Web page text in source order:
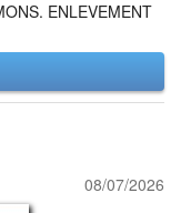
ENLEVEMENT
08/07/2026